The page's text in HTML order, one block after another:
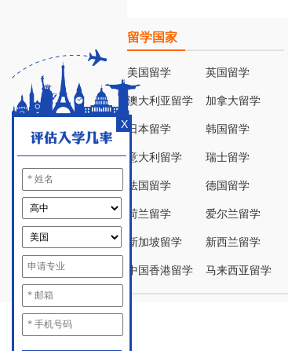
X
留学国家
美国留学 英国留学
澳大利亚留学 加拿大留学
日本留学 韩国留学
意大利留学 瑞士留学
法国留学 德国留学
荷兰留学 爱尔兰留学
新加坡留学 新西兰留学
中国香港留学 马来西亚留学